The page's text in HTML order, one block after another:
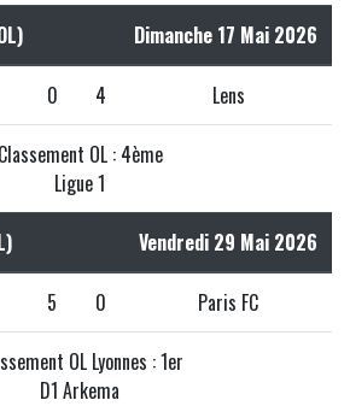
Dimanche 17 Mai 2026
0 4 Lens
Classement OL : 4ème
Ligue 1
Vendredi 29 Mai 2026
5 0 Paris FC
OL Lyonnes : 1er
D1 Arkema